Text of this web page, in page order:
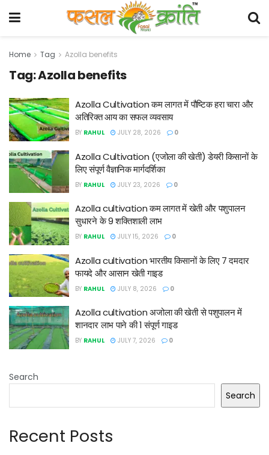
Home Tag Azolla benefits
Tag:Azolla benefits
Azolla Cultivation कम लागत में पौष्टिक हरा चारा और
अतिरिक्त आय का सफल व्यवसाय
BY RAHUL JULY 28, 2026 0
Azolla Cultivation (एजोला की खेती) डेयरी किसानों के
लिए संपूर्ण वैज्ञानिक मार्गदर्शिका
BY RAHUL JULY 23, 2026 0
Azolla cultivation कम लागत में खेती और पशुपालन
सुधारने के 9 शक्तिशाली लाभ
BY RAHUL JULY 15, 2026 0
Azolla cultivation भारतीय किसानों के लिए 7 दमदार
फायदे और आसान खेती गाइड
BY RAHUL JULY 8, 2026 0
Azolla cultivation अजोला की खेती से पशुपालन में
शानदार लाभ पाने की 1 संपूर्ण गाइड
BY RAHUL JULY 7, 2026 0
Search
Search
Recent Posts